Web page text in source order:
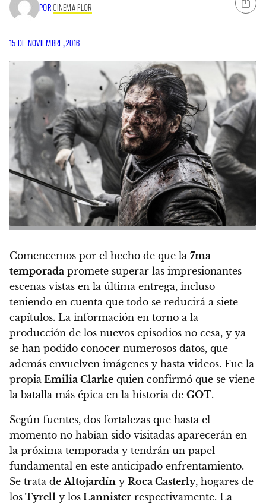
PORCINEMA FLOR
15 DE NOVIEMBRE, 2016
Comencemos por el hecho de que la 7ma
temporada promete superar las impresionantes
escenas vistas en la última entrega, incluso
teniendo en cuenta que todo se reducirá a siete
capítulos. La información en torno a la
producción de los nuevos episodios no cesa, y ya
se han podido conocer numerosos datos, que
además envuelven imágenes y hasta videos. Fue la
propia Emilia Clarke quien confirmó que se viene
la batalla más épica en la historia de GOT.
Según fuentes, dos fortalezas que hasta el
momento no habían sido visitadas aparecerán en
la próxima temporada y tendrán un papel
fundamental en este anticipado enfrentamiento.
Se trata de Altojardín y Roca Casterly, hogares de
los Tyrell y los Lannister respectivamente. La